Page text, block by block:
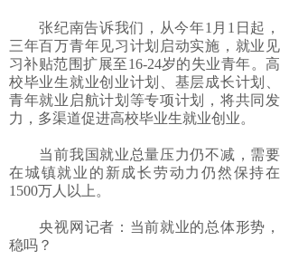
张纪南告诉我们，从今年1月1日起，
三年百万青年见习计划启动实施，就业见
习补贴范围扩展至16-24岁的失业青年。高
校毕业生就业创业计划、基层成长计划、
青年就业启航计划等专项计划，将共同发
力，多渠道促进高校毕业生就业创业。
当前我国就业总量压力仍不减，需要
在城镇就业的新成长劳动力仍然保持在
1500万人以上。
央视网记者：当前就业的总体形势，
稳吗？